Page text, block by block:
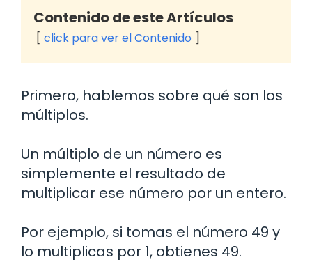
Contenido de este Artículos
click para ver el Contenido
Primero, hablemos sobre qué son los
múltiplos.
Un múltiplo de un número es
simplemente el resultado de
multiplicar ese número por un entero.
Por ejemplo, si tomas el número 49 y
lo multiplicas por 1, obtienes 49.